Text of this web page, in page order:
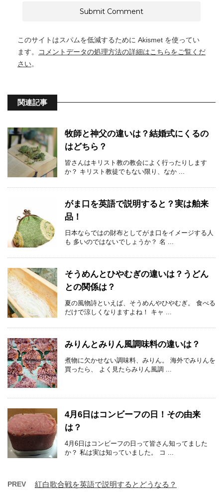
このサイトはスパムを低減するために Akismet を使ってい
ます。
コメントデータの処理方法の詳細はこちらをご覧くだ
さい。
関連記事
牧師と神父の違いは？結婚式にくるの
はどちら？
皆さんはキリスト教の教会によく行ったりします
か？ キリスト教徒でもない限り、なか ...
がま口を英語で説明すると？実は舶来
品！
日本ならではの財布としてがま口をイメージする人
も 多いのではないでしょうか？ 名 ...
そうめんとひやむぎの違いは？うどん
との関係は？
夏の風物詩といえば、そうめんやひやむぎ。 食べる
だけで涼しくなりますよね！ キャ ...
みりんとみりん風調味料の違いは？
煮物に欠かせない調味料、みりん。 海外でみりんを
買ったら、 よく見たらみりん風調 ...
4月6日はコンビーフの日！その由来
は？
4月6日はコンビーフの日って皆さん知ってました
か？ 私は実は知っていました。 コ ...
PREV 紅白歌合戦を英語で説明するとどうなる？